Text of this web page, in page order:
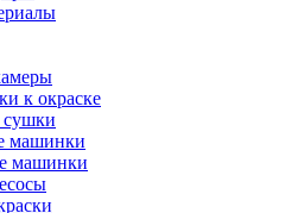
к окраске
машинки
машинки